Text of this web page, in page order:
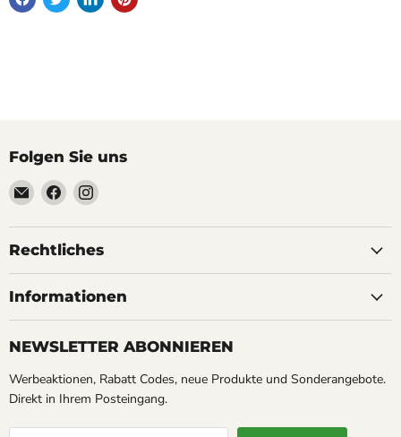
Folgen Sie uns
Email
Soyoucheck
Großvertrieb
&
Finden
Sie
uns
auf
Finden
uns
auf
Rechtliches
Informationen
NEWSLETTER ABONNIEREN
Werbeaktionen, Rabatt Codes, neue Produkte und Sonderangebote.
Direkt in Ihrem Posteingang.